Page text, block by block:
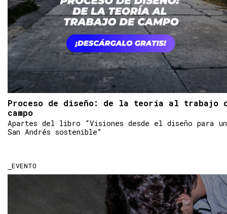
Proceso de diseño: de la teoría al trabajo
campo
Apartes del libro “Visiones desde el diseño para
San Andrés sostenible”
EVENTO